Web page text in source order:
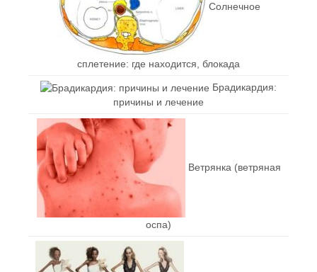
Солнечное
сплетение: где находится, блокада
Брадикардия:
причины и лечение
Ветрянка (ветряная
оспа)